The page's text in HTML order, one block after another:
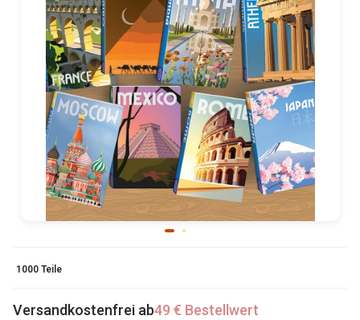
1000 Teile
Versandkostenfrei ab49 € Bestellwert